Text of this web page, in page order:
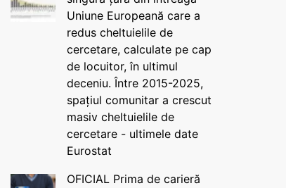
Uniune Europeană care a
redus cheltuielile de
cercetare, calculate pe cap
de locuitor, în ultimul
deceniu. Între 2015-2025,
spațiul comunitar a crescut
masiv cheltuielile de
cercetare - ultimele date
Eurostat
OFICIAL Prima de carieră